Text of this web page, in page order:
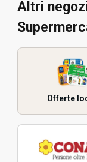
Altri
Offerte